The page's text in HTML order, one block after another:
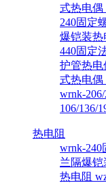
式热电偶
240固定
爆铠装热
440固定
护管热电
式热电偶
wrnk-
106/136/
热电阻
wrnk-240
兰隔爆铠
热电阻